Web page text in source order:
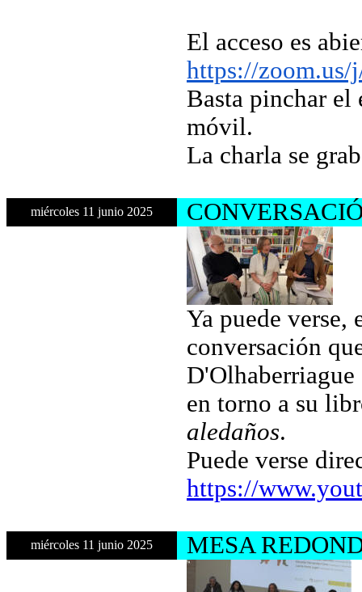
El acceso es
https://zoom.us/
Basta pinchar el
móvil.
La charla se
miércoles 11 junio 2025
Ya puede verse,
conversación
en torno a su
aledaños.
Puede verse
https://
miércoles 11 junio 2025 MESA